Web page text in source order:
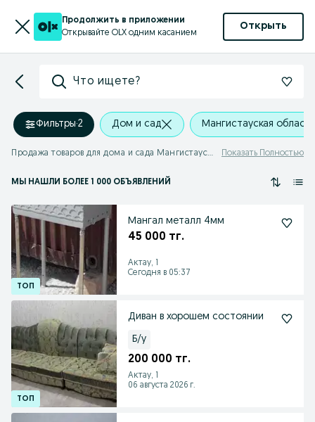
Продолжить в приложении
Открывайте OLX одним касанием
Открыть
Что ищете?
Фильтры·2 Дом и сад Мангистауская область
Продажа товаров для дома и сада Мангистауская область Показать Полностью
МЫ НАШЛИ БОЛЕЕ 1 000 ОБЪЯВЛЕНИЙ
Мангал металл 4мм
45 000 тг.
Актау, 1
Сегодня в 05:37
Диван в хорошем состоянии
Б/у
200 000 тг.
Актау, 1
06 августа 2026 г.